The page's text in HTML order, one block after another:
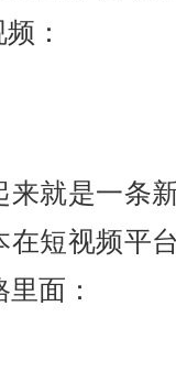
：
来就是一条
在短视频平
面：